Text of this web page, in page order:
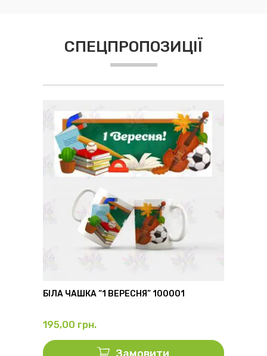
СПЕЦПРОПОЗИЦІЇ
БІЛА ЧАШКА “1 ВЕРЕСНЯ” 100001
195,00 грн.
Замовити